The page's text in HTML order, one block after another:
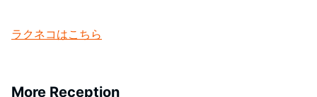
ラクネコはこちら
More Reception